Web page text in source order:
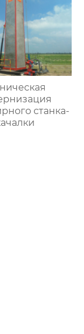
станка-